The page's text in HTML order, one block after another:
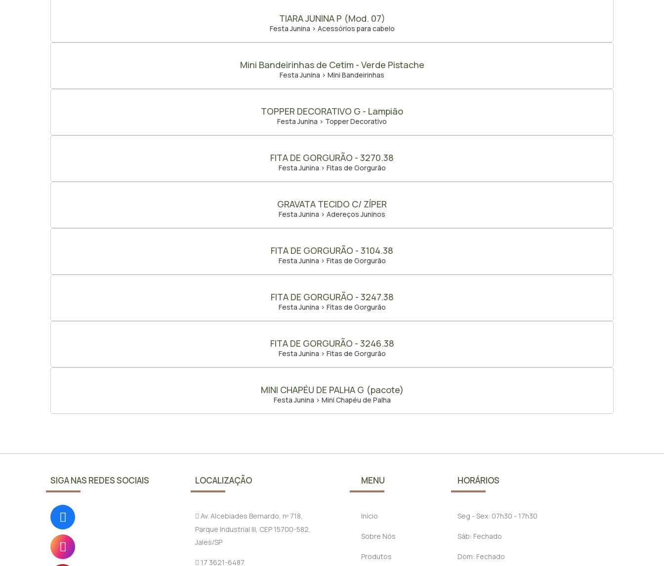
TIARA JUNINA P (Mod. 07)
Festa Junina > Acessórios para cabelo
Mini Bandeirinhas de Cetim - Verde Pistache
Festa Junina > Mini Bandeirinhas
TOPPER DECORATIVO G - Lampião
Festa Junina > Topper Decorativo
FITA DE GORGURÃO - 3270.38
Festa Junina > Fitas de Gorgurão
GRAVATA TECIDO C/ ZÍPER
Festa Junina > Adereços Juninos
FITA DE GORGURÃO - 3104.38
Festa Junina > Fitas de Gorgurão
FITA DE GORGURÃO - 3247.38
Festa Junina > Fitas de Gorgurão
FITA DE GORGURÃO - 3246.38
Festa Junina > Fitas de Gorgurão
MINI CHAPÉU DE PALHA G (pacote)
Festa Junina > Mini Chapéu de Palha
SIGA NAS REDES SOCIAIS LOCALIZAÇÃO
Av. Alcebiades Bernardo, nº 718,
Parque Industrial III, CEP 15700-582,
Jales/SP
17 3621-6487
MENU
Início
Sobre Nós
Produtos
HORÁRIOS
Seg - Sex: 07h30 - 17h30
Sáb: Fechado
Dom: Fechado